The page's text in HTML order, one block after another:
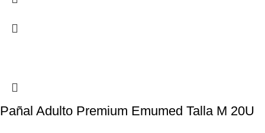
Pañal Adulto Premium Emumed Talla M 20U